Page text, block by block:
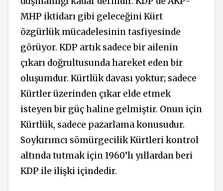
MHP iktidarı gibi geleceğini Kürt
özgürlük mücadelesinin tasfiyesinde
görüyor. KDP artık sadece bir ailenin
çıkarı doğrultusunda hareket eden bir
oluşumdur. Kürtlük davası yoktur; sadece
Kürtler üzerinden çıkar elde etmek
isteyen bir güç haline gelmiştir. Onun için
Kürtlük, sadece pazarlama konusudur.
Soykırımcı sömürgecilik Kürtleri kontrol
altında tutmak için 1960’lı yıllardan beri
KDP ile ilişki içindedir.